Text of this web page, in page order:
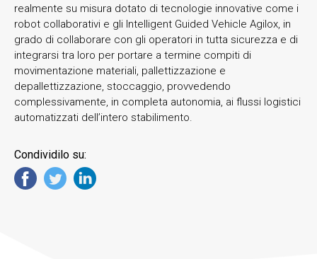
realmente su misura dotato di tecnologie innovative come i
robot collaborativi e gli Intelligent Guided Vehicle Agilox, in
grado di collaborare con gli operatori in tutta sicurezza e di
integrarsi tra loro per portare a termine compiti di
movimentazione materiali, pallettizzazione e
depallettizzazione, stoccaggio, provvedendo
complessivamente, in completa autonomia, ai flussi logistici
automatizzati dell’intero stabilimento.
Condividilo su: